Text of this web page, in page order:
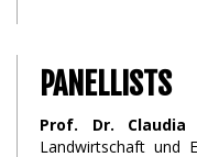
PANELLISTS
Prof. Dr. Claudia
Landwirtschaft und